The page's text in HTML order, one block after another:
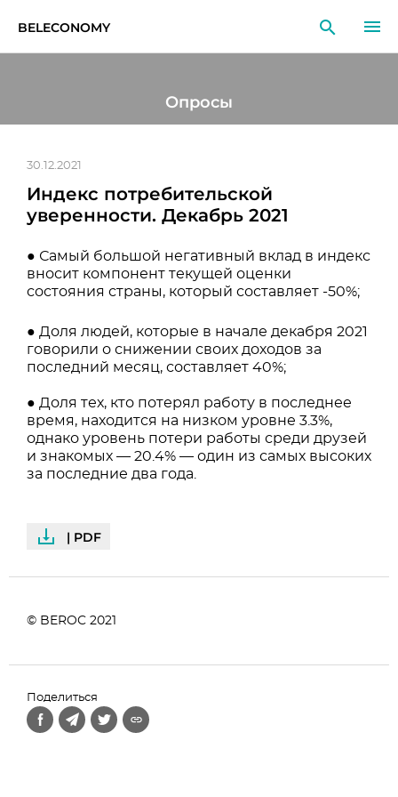
BELECONOMY
ИССЛЕДОВАНИЯ
ОБРАЗОВАНИЕ
СОБЫТИЯ
Опросы
30.12.2021
Индекс потребительской
уверенности. Декабрь 2021
● Самый большой негативный вклад в индекс
вносит компонент текущей оценки
состояния страны, который составляет -50%;
● Доля людей, которые в начале декабря 2021
говорили о снижении своих доходов за
последний месяц, составляет 40%;
● Доля тех, кто потерял работу в последнее
время, находится на низком уровне 3.3%,
однако уровень потери работы среди друзей
и знакомых — 20.4% — один из самых высоких
за последние два года.
| PDF
© BEROC 2021
Поделиться